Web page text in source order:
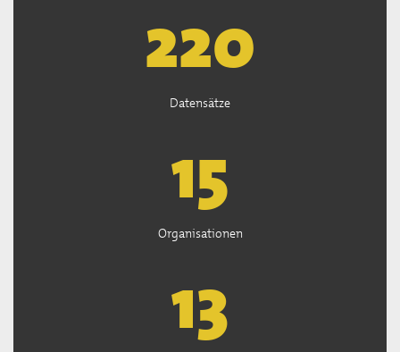
221
Datensätze
15
Organisationen
13